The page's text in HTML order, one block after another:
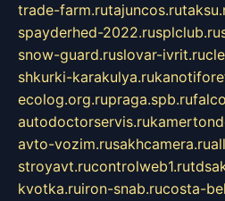
trade-farm.rutajuncos.ru
spayderhed-2022.rusplclub.ru
snow-guard.ruslovar-ivrit.ru
shkurki-karakulya.ru
ecolog.org.rupraga.spb.ru
autodoctorservis.ru
avto-vozim.rusakhcamera.ru
stroyavt.rucontrolweb1.ru
kvotka.ruiron-snab.rucosta-